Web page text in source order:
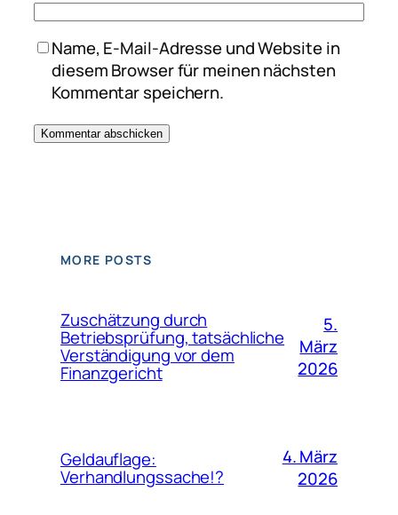
Name, E-Mail-Adresse und Website in
diesem Browser für meinen nächsten
Kommentar speichern.
MORE POSTS
Zuschätzung durch
Betriebsprüfung, tatsächliche
Verständigung vor dem
Finanzgericht
5.
März
2026
Geldauflage:
Verhandlungssache!?
4. März
2026